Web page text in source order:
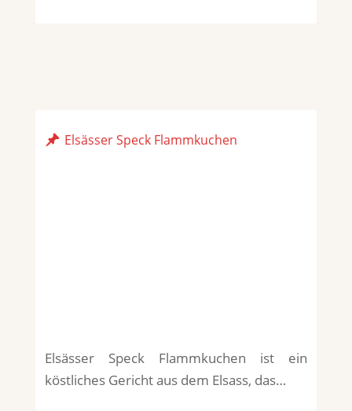
Elsässer Speck Flammkuchen
Elsässer Speck Flammkuchen ist ein
köstliches Gericht aus dem Elsass, das…